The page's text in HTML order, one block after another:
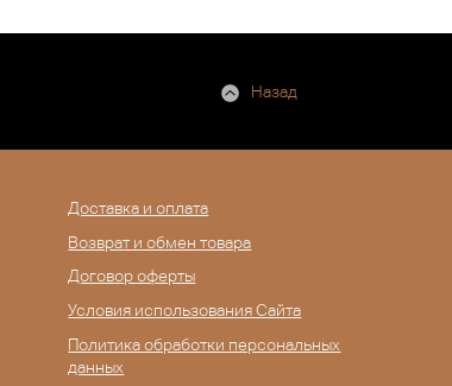
Назад
Доставка и оплата
Возврат и обмен товара
Договор оферты
Условия использования Сайта
Политика обработки персональных
данных